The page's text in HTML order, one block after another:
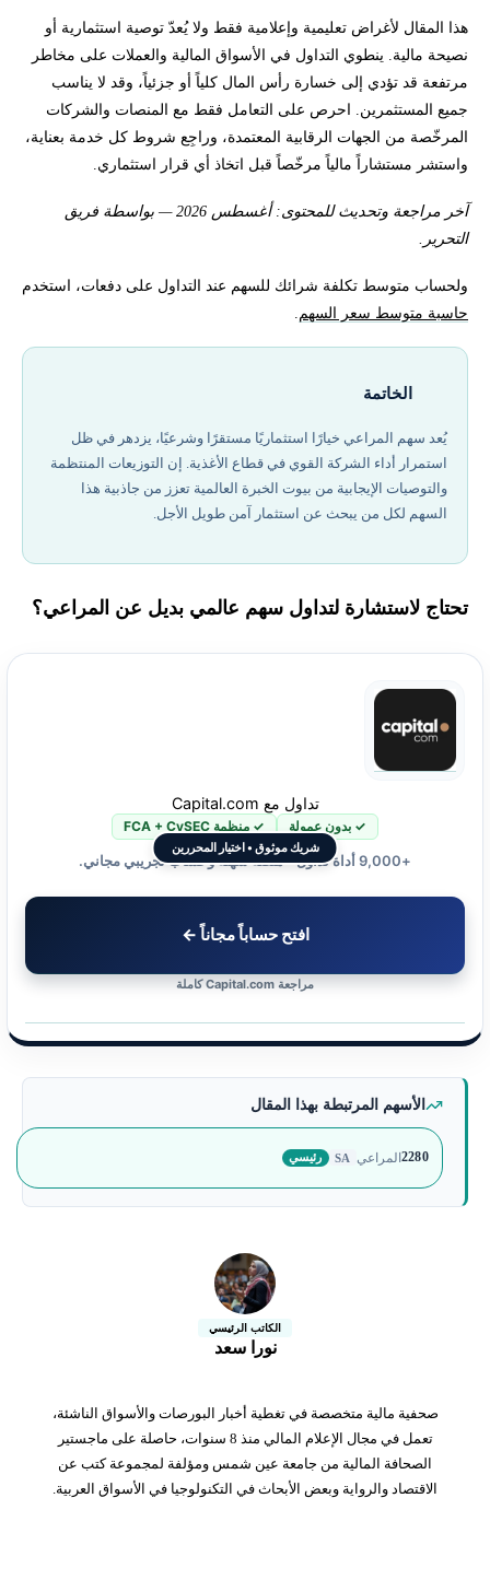
هذا المقال لأغراض تعليمية وإعلامية فقط ولا يُعدّ توصية استثمارية أو
نصيحة مالية. ينطوي التداول في الأسواق المالية والعملات على مخاطر
مرتفعة قد تؤدي إلى خسارة رأس المال كلياً أو جزئياً، وقد لا يناسب
جميع المستثمرين. احرص على التعامل فقط مع المنصات والشركات
المرخّصة من الجهات الرقابية المعتمدة، وراجِع شروط كل خدمة بعناية،
واستشر مستشاراً مالياً مرخّصاً قبل اتخاذ أي قرار استثماري.
آخر مراجعة وتحديث للمحتوى: أغسطس 2026 — بواسطة فريق
التحرير.
ولحساب متوسط تكلفة شرائك للسهم عند التداول على دفعات، استخدم
حاسبة متوسط سعر السهم
الخاتمة
يُعد سهم المراعي خيارًا استثماريًا مستقرًا وشرعيًا، يزدهر في ظل
استمرار أداء الشركة القوي في قطاع الأغذية. إن التوزيعات المنتظمة
والتوصيات الإيجابية من بيوت الخبرة العالمية تعزز من جاذبية هذا
السهم لكل من يبحث عن استثمار آمن طويل الأجل.
تحتاج لاستشارة لتداول سهم عالمي بديل عن المراعي؟
شريك موثوق • اختيار المحررين
تداول مع Capital.com
✓ بدون عمولة ✓ منظمة FCA + CySEC
+9,000 أداة تداول • منصة سهلة وحساب تجريبي مجاني.
افتح حساباً مجاناً ←
مراجعة Capital.com كاملة
الأسهم المرتبطة بهذا المقال
2280المراعي SA رئيسي
الكاتب الرئيسي
نورا سعد
صحفية مالية متخصصة في تغطية أخبار البورصات والأسواق الناشئة،
تعمل في مجال الإعلام المالي منذ 8 سنوات، حاصلة على ماجستير
الصحافة المالية من جامعة عين شمس ومؤلفة لمجموعة كتب عن
الاقتصاد والرواية وبعض الأبحاث في التكنولوجيا في الأسواق العربية.